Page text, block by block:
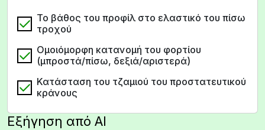
Το βάθος του προφίλ στο ελαστικό του πίσω
τροχού
Ομοιόμορφη κατανομή του φορτίου
(μπροστά/πίσω, δεξιά/αριστερά)
Κατάσταση του τζαμιού του προστατευτικού
κράνους
Εξήγηση από AI